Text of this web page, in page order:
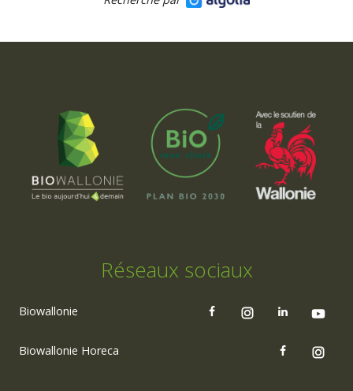
Réseaux sociaux
Biowallonie
Biowallonie Horeca